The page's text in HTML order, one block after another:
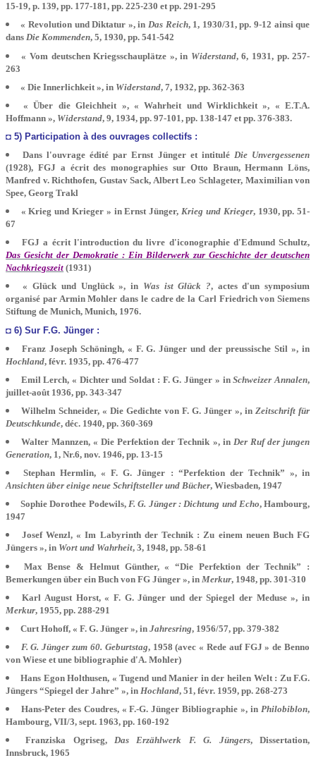
15-19, p. 139, pp. 177-181, pp. 225-230 et pp. 291-295
« Revolution und Diktatur », in Das Reich, 1, 1930/31, pp. 9-12 ainsi que
dansDie Kommenden, 5, 1930, pp. 541-542
« Vom deutschen Kriegsschauplätze », in Widerstand, 6, 1931, pp. 257-
263
« Die Innerlichkeit », in Widerstand, 7, 1932, pp. 362-363
« Über die Gleichheit », « Wahrheit und Wirklichkeit », « E.T.A.
Hoffmann », Widerstand, 9, 1934, pp. 97-101, pp. 138-147 et pp. 376-383.
◘ 5) Participation à des ouvrages collectifs :
Dans l'ouvrage édité par Ernst Jünger et intitulé Die Unvergessenen
(1928), FGJ a écrit des monographies sur Otto Braun, Hermann Löns,
Manfred v. Richthofen, Gustav Sack, Albert Leo Schlageter, Maximilian von
Spee, Georg Trakl
« Krieg und Krieger » in Ernst Jünger,Krieg und Krieger, 1930, pp. 51-
67
FGJ a écrit l'introduction du livre d'iconographie d'Edmund Schultz,
Das Gesicht der Demokratie : Ein Bilderwerk zur Geschichte der deutschen
Nachkriegszeit (1931)
« Glück und Unglück », in Was ist Glück ?, actes d'un symposium
organisé par Armin Mohler dans le cadre de la Carl Friedrich von Siemens
Stiftung de Munich, Munich, 1976.
◘ 6) Sur F.G. Jünger :
Franz Joseph Schöningh, « F. G. Jünger und der preussische Stil », in
Hochland, févr. 1935, pp. 476-477
Emil Lerch, « Dichter und Soldat : F. G. Jünger » inSchweizer Annalen,
juillet-août 1936, pp. 343-347
Wilhelm Schneider, « Die Gedichte von F. G. Jünger », inZeitschrift für
Deutschkunde, déc. 1940, pp. 360-369
Walter Mannzen, « Die Perfektion der Technik », in Der Ruf der jungen
Generation, 1, Nr.6, nov. 1946, pp. 13-15
Stephan Hermlin, « F. G. Jünger : “Perfektion der Technik” », in
Ansichten über einige neue Schriftsteller und Bücher, Wiesbaden, 1947
Sophie Dorothee Podewils, F. G. Jünger : Dichtung und Echo, Hambourg,
1947
Josef Wenzl, « Im Labyrinth der Technik : Zu einem neuen Buch FG
Jüngers », in Wort und Wahrheit, 3, 1948, pp. 58-61
Max Bense & Helmut Günther, « “Die Perfektion der Technik” :
Bemerkungen über ein Buch von FG Jünger », in Merkur, 1948, pp. 301-310
Karl August Horst, « F. G. Jünger und der Spiegel der Meduse », in
Merkur, 1955, pp. 288-291
Curt Hohoff, « F. G. Jünger », in Jahresring, 1956/57, pp. 379-382
F. G. Jünger zum 60. Geburtstag, 1958 (avec « Rede auf FGJ » de Benno
von Wiese et une bibliographie d'A. Mohler)
Hans Egon Holthusen, « Tugend und Manier in der heilen Welt : Zu F.G.
Jüngers “Spiegel der Jahre” », inHochland, 51, févr. 1959, pp. 268-273
Hans-Peter des Coudres, « F.-G. Jünger Bibliographie », inPhilobiblon,
Hambourg, VII/3, sept. 1963, pp. 160-192
Franziska Ogriseg,Das Erzählwerk F. G. Jüngers, Dissertation,
Innsbruck, 1965